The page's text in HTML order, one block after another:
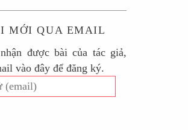
MỚI QUA EMAIL
được bài của tác giả,
vào đây để đăng ký.